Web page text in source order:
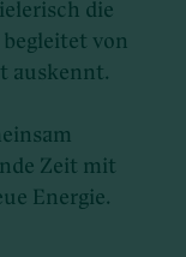
die
von
auskennt.
Zeit mit
Energie.